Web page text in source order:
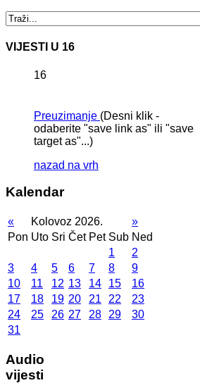
VIJESTI U 16
16
Preuzimanje (Desni klik -
odaberite "save link as" ili "save
target as"...)
nazad na vrh
Kalendar
« Kolovoz 2026.
»
Pon Uto Sri Čet Pet Sub Ned
1
2
3
4 5 6 7 8
9
10
11 12 13 14 15
16
17
18 19 20 21 22
23
24
25 26 27 28 29
30
31
Audio
vijesti